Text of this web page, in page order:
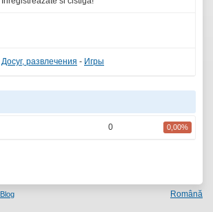
Досуг, развлечения - Игры
0 0,00%
Blog
Română